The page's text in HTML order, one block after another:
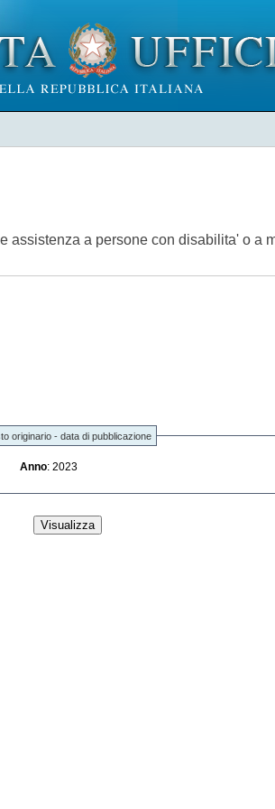
a persone con disabilita' o a
originario - data di pubblicazione
Anno : 2023